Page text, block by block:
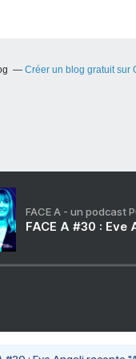
Créer un blog gratuit sur
FACE A - un podcast
FACE A #30 :